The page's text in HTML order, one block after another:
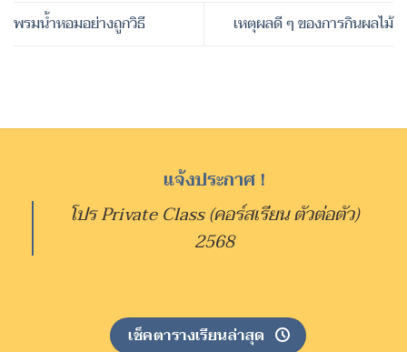
พรมน้ำหอมอย่างถูกวิธี เหตุผลดี ๆ ของการกินผลไม้
แจ้งประกาศ !
โปร Private Class (คอร์สเรียน ตัวต่อตัว)
2568
เช็คตารางเรียนล่าสุด